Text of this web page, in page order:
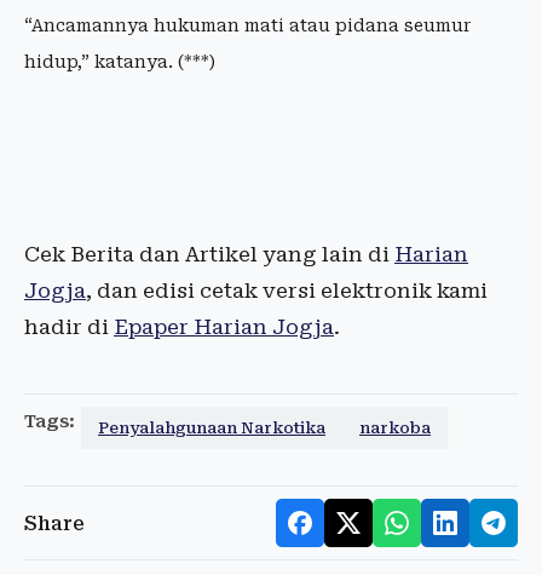
“Ancamannya hukuman mati atau pidana seumur
hidup,” katanya. (***)
Cek Berita dan Artikel yang lain di Harian
Jogja, dan edisi cetak versi elektronik kami
hadir di Epaper Harian Jogja.
Tags: Penyalahgunaan Narkotika narkoba
Share